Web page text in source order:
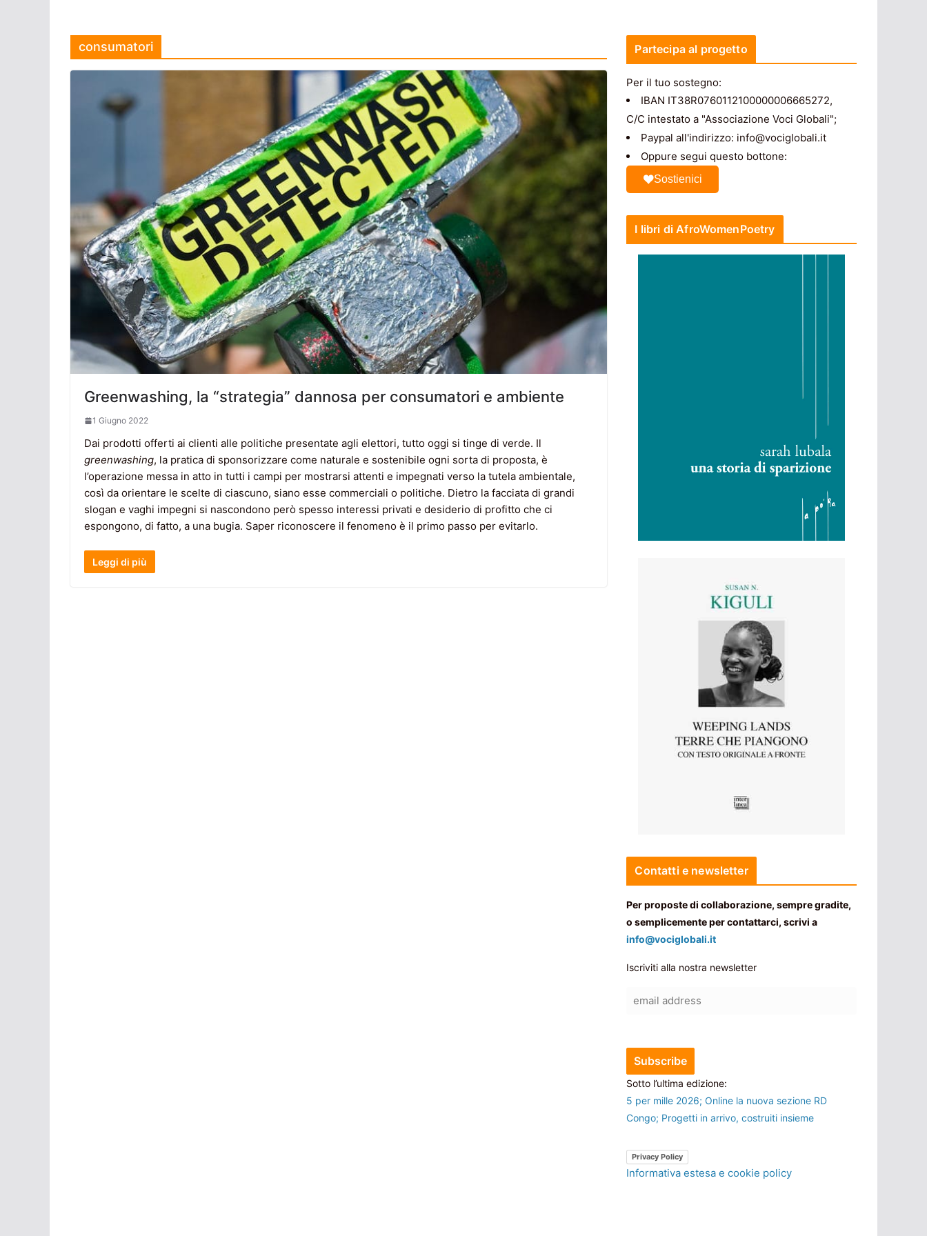
consumatori
Greenwashing, la “strategia” dannosa per consumatori e ambiente
1 Giugno 2022
Dai prodotti offerti ai clienti alle politiche presentate agli elettori, tutto oggi si tinge di verde. Il
greenwashing, la pratica di sponsorizzare come naturale e sostenibile ogni sorta di proposta, è
l’operazione messa in atto in tutti i campi per mostrarsi attenti e impegnati verso la tutela ambientale,
così da orientare le scelte di ciascuno, siano esse commerciali o politiche. Dietro la facciata di grandi
slogan e vaghi impegni si nascondono però spesso interessi privati e desiderio di profitto che ci
espongono, di fatto, a una bugia. Saper riconoscere il fenomeno è il primo passo per evitarlo.
Leggi di più
Partecipa al progetto
Per il tuo sostegno:
IBAN IT38R0760112100000006665272,
C/C intestato a "Associazione Voci Globali";
Paypal all'indirizzo: info@vociglobali.it
Oppure segui questo bottone:
Sostienici
I libri di AfroWomenPoetry
Contatti e newsletter
Per proposte di collaborazione, sempre gradite,
o semplicemente per contattarci, scrivi a
info@vociglobali.it
Iscriviti alla nostra newsletter
Sotto l’ultima edizione:
5 per mille 2026; Online la nuova sezione RD
Congo; Progetti in arrivo, costruiti insieme
Privacy Policy
Informativa estesa e cookie policy